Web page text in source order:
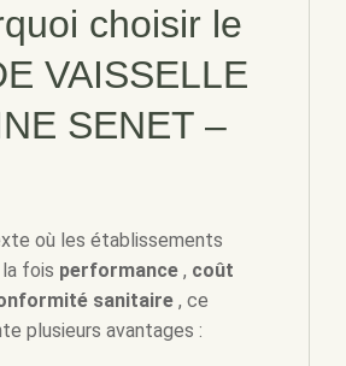
choisir le
VAISSELLE
SENET –
où les établissements
fois performance , coût
sanitaire , ce
plusieurs avantages :